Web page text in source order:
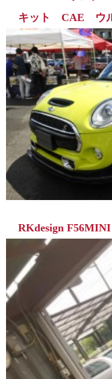
キット CAE ウ
RKdesign